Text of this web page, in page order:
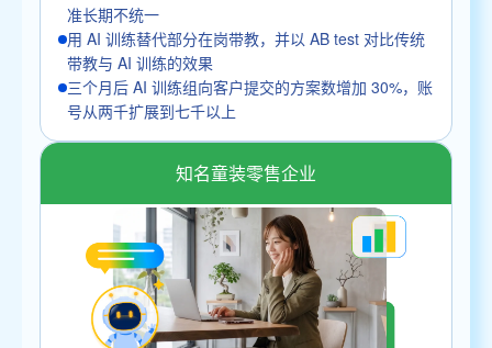
准长期不统一
用 AI 训练替代部分在岗带教，并以 AB test 对比传统
带教与 AI 训练的效果
三个月后 AI 训练组向客户提交的方案数增加 30%，账
号从两千扩展到七千以上
知名童装零售企业